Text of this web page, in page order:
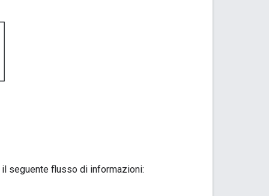
il seguente flusso di informazioni: